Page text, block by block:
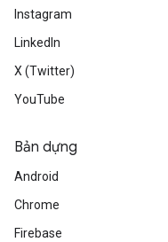
Instagram
LinkedIn
X (Twitter)
YouTube
Bản dựng
Android
Chrome
Firebase